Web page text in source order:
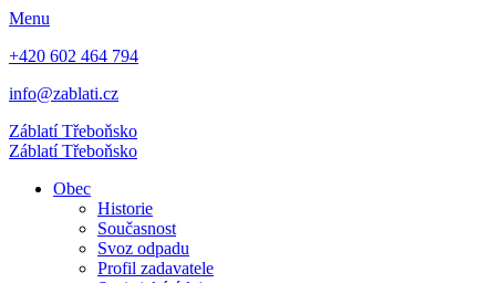
Menu
+420 602 464 794
info@zablati.cz
ZáblatíTřeboňsko
ZáblatíTřeboňsko
Obec
Historie
Současnost
Svoz odpadu
Profil zadavatele